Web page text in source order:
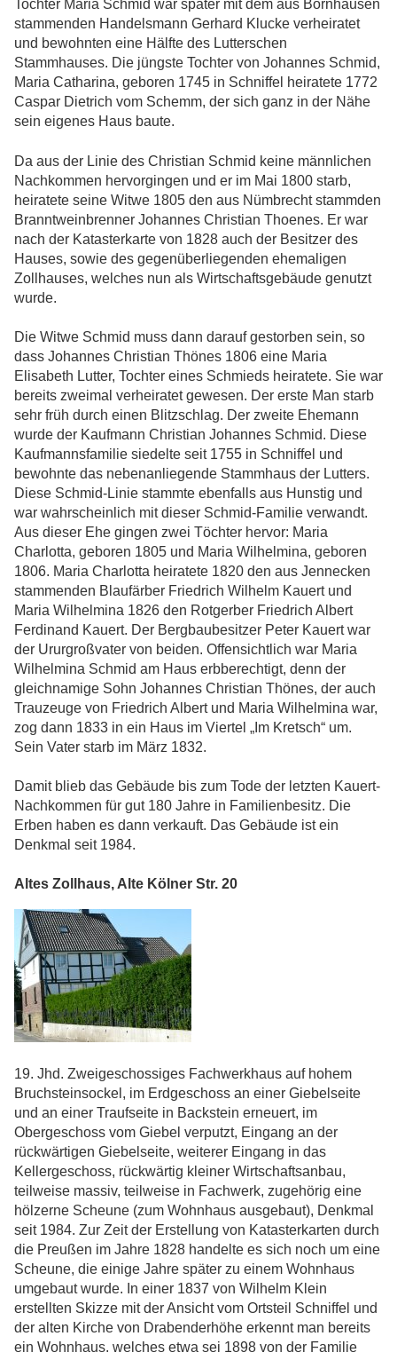
Tochter Maria Schmid war später mit dem aus Börnhausen
stammenden Handelsmann Gerhard Klucke verheiratet
und bewohnten eine Hälfte des Lutterschen
Stammhauses. Die jüngste Tochter von Johannes Schmid,
Maria Catharina, geboren 1745 in Schniffel heiratete 1772
Caspar Dietrich vom Schemm, der sich ganz in der Nähe
sein eigenes Haus baute.
Da aus der Linie des Christian Schmid keine männlichen
Nachkommen hervorgingen und er im Mai 1800 starb,
heiratete seine Witwe 1805 den aus Nümbrecht stammden
Branntweinbrenner Johannes Christian Thoenes. Er war
nach der Katasterkarte von 1828 auch der Besitzer des
Hauses, sowie des gegenüberliegenden ehemaligen
Zollhauses, welches nun als Wirtschaftsgebäude genutzt
wurde.
Die Witwe Schmid muss dann darauf gestorben sein, so
dass Johannes Christian Thönes 1806 eine Maria
Elisabeth Lutter, Tochter eines Schmieds heiratete. Sie war
bereits zweimal verheiratet gewesen. Der erste Man starb
sehr früh durch einen Blitzschlag. Der zweite Ehemann
wurde der Kaufmann Christian Johannes Schmid. Diese
Kaufmannsfamilie siedelte seit 1755 in Schniffel und
bewohnte das nebenanliegende Stammhaus der Lutters.
Diese Schmid-Linie stammte ebenfalls aus Hunstig und
war wahrscheinlich mit dieser Schmid-Familie verwandt.
Aus dieser Ehe gingen zwei Töchter hervor: Maria
Charlotta, geboren 1805 und Maria Wilhelmina, geboren
1806. Maria Charlotta heiratete 1820 den aus Jennecken
stammenden Blaufärber Friedrich Wilhelm Kauert und
Maria Wilhelmina 1826 den Rotgerber Friedrich Albert
Ferdinand Kauert. Der Bergbaubesitzer Peter Kauert war
der Ururgroßvater von beiden. Offensichtlich war Maria
Wilhelmina Schmid am Haus erbberechtigt, denn der
gleichnamige Sohn Johannes Christian Thönes, der auch
Trauzeuge von Friedrich Albert und Maria Wilhelmina war,
zog dann 1833 in ein Haus im Viertel „Im Kretsch“ um.
Sein Vater starb im März 1832.
Damit blieb das Gebäude bis zum Tode der letzten Kauert-
Nachkommen für gut 180 Jahre in Familienbesitz. Die
Erben haben es dann verkauft. Das Gebäude ist ein
Denkmal seit 1984.
Altes Zollhaus, Alte Kölner Str. 20
19. Jhd. Zweigeschossiges Fachwerkhaus auf hohem
Bruchsteinsockel, im Erdgeschoss an einer Giebelseite
und an einer Traufseite in Backstein erneuert, im
Obergeschoss vom Giebel verputzt, Eingang an der
rückwärtigen Giebelseite, weiterer Eingang in das
Kellergeschoss, rückwärtig kleiner Wirtschaftsanbau,
teilweise massiv, teilweise in Fachwerk, zugehörig eine
hölzerne Scheune (zum Wohnhaus ausgebaut), Denkmal
seit 1984. Zur Zeit der Erstellung von Katasterkarten durch
die Preußen im Jahre 1828 handelte es sich noch um eine
Scheune, die einige Jahre später zu einem Wohnhaus
umgebaut wurde. In einer 1837 von Wilhelm Klein
erstellten Skizze mit der Ansicht vom Ortsteil Schniffel und
der alten Kirche von Drabenderhöhe erkennt man bereits
ein Wohnhaus, welches etwa sei 1898 von der Familie